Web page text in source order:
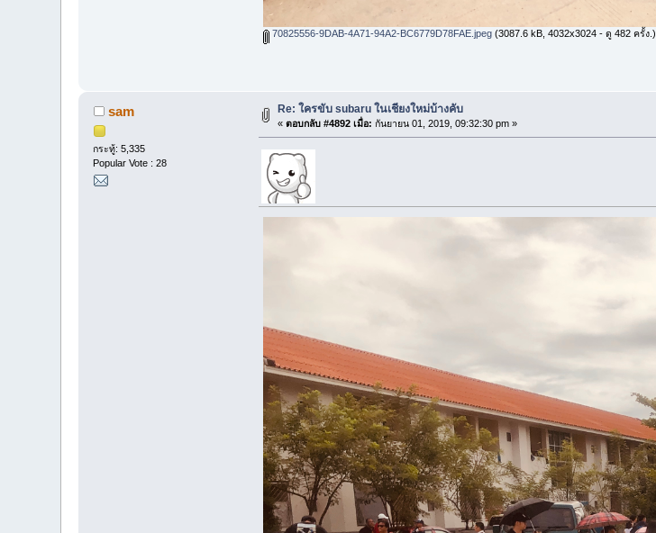
70825556-9DAB-4A71-94A2-BC6779D78FAE.jpeg (3087.6 kB, 4032x3024 - ดู 482 ครั้ง.)
sam
กระทู้: 5,335
Popular Vote : 28
Re: ใครขับ subaru ในเชียงใหม่บ้างคับ
«ตอบกลับ #4892 เมื่อ: กันยายน 01, 2019, 09:32:30 pm »